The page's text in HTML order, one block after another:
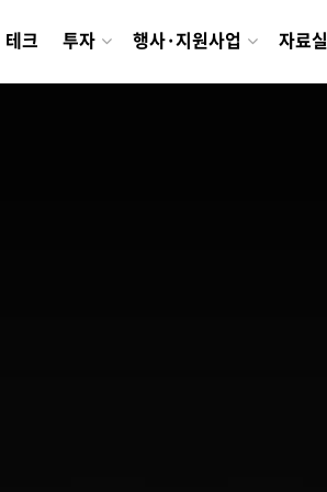
테크 투자 행사·지원사업 자료실